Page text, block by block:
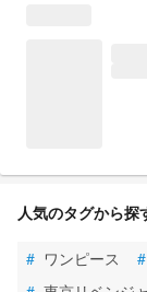
人気のタグから探
# ワンピース #